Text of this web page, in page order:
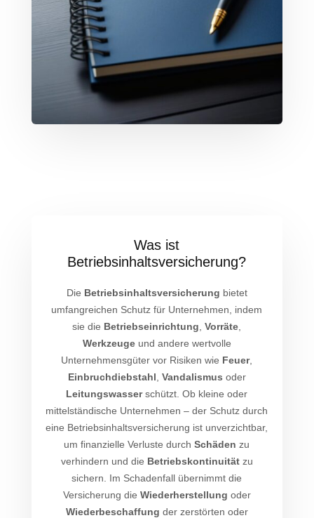
Was ist
Betriebsinhaltsversicherung?
Die Betriebsinhaltsversicherung bietet
umfangreichen Schutz für Unternehmen, indem
sie die Betriebseinrichtung ,Vorräte
Werkzeugeund andere wertvolle
Unternehmensgüter vor Risiken wie Feuer,
Einbruchdiebstahl Vandalismus oder
Leitungswasserschützt. Ob kleine oder
mittelständische Unternehmen – der Schutz durch
eine Betriebsinhaltsversicherung ist unverzichtbar,
um finanzielle Verluste durchSchäden zu
verhindern und die Betriebskontinuitätzu
sichern. Im Schadenfall übernimmt die
Versicherung die Wiederherstellung oder
Wiederbeschaffung der zerstörten oder